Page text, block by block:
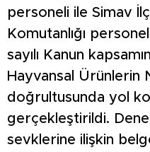
personeli ile Simav
Komutanlığı
sayılı Kanun
Hayvansal Ürünlerin
doğrultusunda yol
gerçekleştirildi.
sevklerine ilişkin